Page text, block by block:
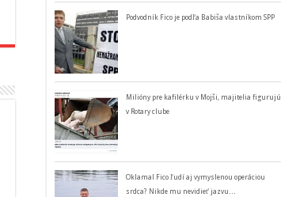
Podvodník Fico je podľa Babiša vlastníkom SPP
Milióny pre kafilérku v Mojši, majitelia figurujú
v Rotary clube
Oklamal Fico ľudí aj vymyslenou operáciou
srdca? Nikde mu nevidieť jazvu…